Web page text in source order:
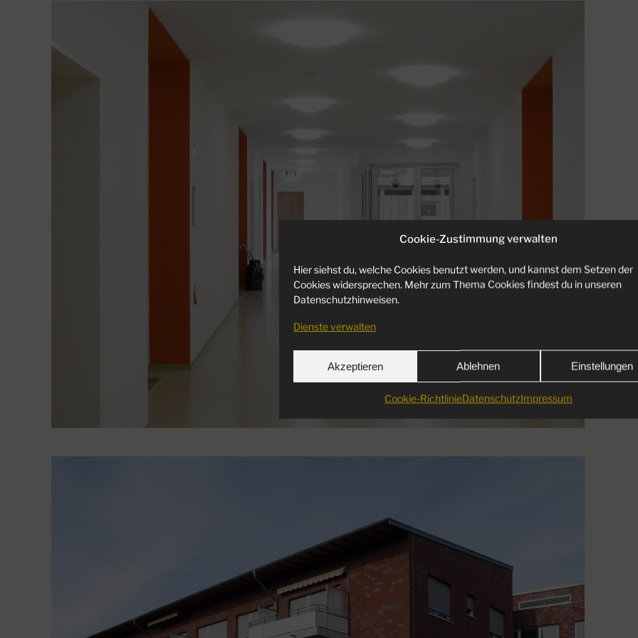
Cookie-Zustimmung verwalten
Hier siehst du, welche Cookies benutzt werden, und kannst dem Setzen der
Cookies widersprechen. Mehr zum Thema Cookies findest du in unseren
Datenschutzhinweisen.
Dienste verwalten
Akzeptieren Ablehnen Einstellungen
Cookie-RichtlinieDatenschutzImpressum